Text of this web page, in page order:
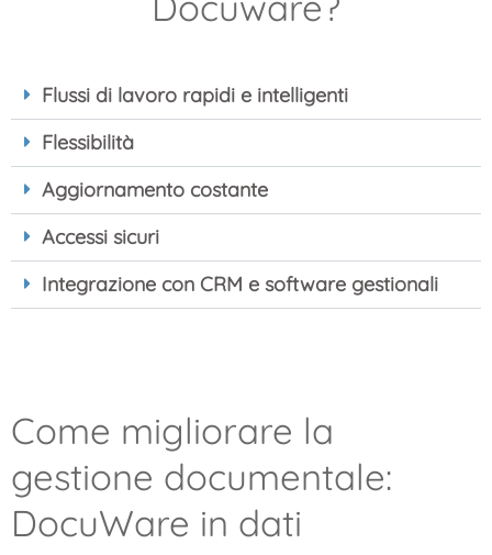
Flussi di lavoro rapidi e intelligenti
Flessibilità
Aggiornamento costante
Accessi sicuri
Integrazione con CRM e software gestionali
Come migliorare la
gestione documentale:
DocuWare in dati